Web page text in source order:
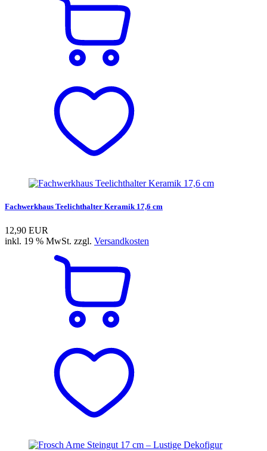
Fachwerkhaus Teelichthalter Keramik 17,6 cm
12,90 EUR
inkl. 19 % MwSt. zzgl. Versandkosten